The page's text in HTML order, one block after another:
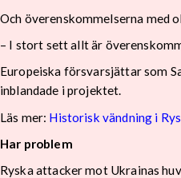
Och överenskommelserna med
– I stort sett allt är
Europeiska försvarsjättar som
inblandade i projektet.
Läs mer: Historisk vändning i
Har problem
Ryska attacker mot Ukrainas